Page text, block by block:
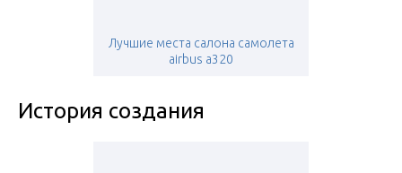
Лучшие места салона самолета
airbus a320
История создания